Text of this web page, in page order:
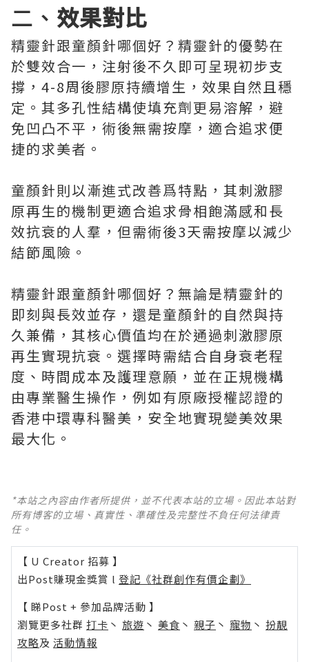
二、 效果對比
精靈針跟童顏針哪個好？精靈針的優勢在
於雙效合一，注射後不久即可呈現初步支
撐，4-8周後膠原持續增生，效果自然且穩
定。其多孔性結構使填充劑更易溶解，避
免凹凸不平，術後無需按摩，適合追求便
捷的求美者。
童顏針則以漸進式改善爲特點，其刺激膠
原再生的機制更適合追求骨相飽滿感和長
效抗衰的人羣，但需術後3天需按摩以減少
結節風險。
精靈針跟童顏針哪個好？無論是精靈針的
即刻與長效並存，還是童顏針的自然與持
久兼備，其核心價值均在於通過刺激膠原
再生實現抗衰。選擇時需結合自身衰老程
度、時間成本及護理意願，並在正規機構
由專業醫生操作，例如有原廠授權認證的
香港中環專科醫美，安全地實現變美效果
最大化。
*本站之內容由作者所提供，並不代表本站的立場。因此本站對
所有博客的立場、真實性、準確性及完整性不負任何法律責
任。
【 U Creator 招募 】
出Post賺現金獎賞 l 登記《社群創作有價企劃》
【 睇Post + 參加品牌活動 】
瀏覽更多社群 打卡 丶 旅遊 丶 美食 丶 親子 丶 寵物 丶 扮靚
攻略及 活動情報